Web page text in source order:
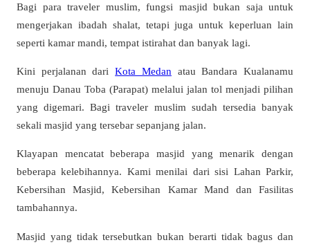
Bagi para traveler muslim, fungsi masjid bukan saja untuk
mengerjakan ibadah shalat, tetapi juga untuk keperluan lain
seperti kamar mandi, tempat istirahat dan banyak lagi.
Kini perjalanan dariKota Medan atau Bandara Kualanamu
menuju Danau Toba (Parapat) melalui jalan tol menjadi pilihan
yang digemari. Bagi traveler muslim sudah tersedia banyak
sekali masjid yang tersebar sepanjang jalan.
Klayapan mencatat beberapa masjid yang menarik dengan
beberapa kelebihannya. Kami menilai dari sisi Lahan Parkir,
Kebersihan Masjid, Kebersihan Kamar Mand dan Fasilitas
tambahannya.
Masjid yang tidak tersebutkan bukan berarti tidak bagus dan